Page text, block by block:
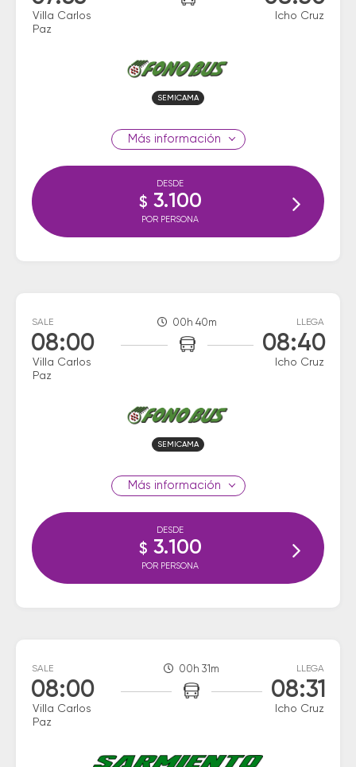
Villa Carlos
Paz
Icho Cruz
SEMICAMA
información
DESDE
$ 3.100
POR PERSONA
SALE
08:00
Villa Carlos
Paz
00h 40m LLEGA
08:40
Icho Cruz
SEMICAMA
información
DESDE
$ 3.100
POR PERSONA
SALE
08:00
Villa Carlos
Paz
00h 31m LLEGA
08:31
Icho Cruz